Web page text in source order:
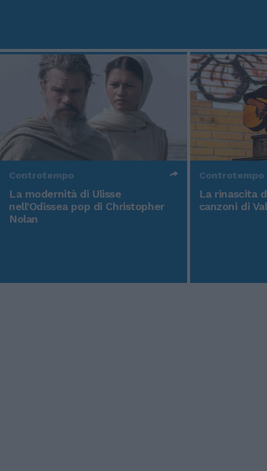
Controtempo
La modernità di Ulisse
nell'Odissea pop di Christopher
Nolan
Controtempo
La rinascita
canzoni di